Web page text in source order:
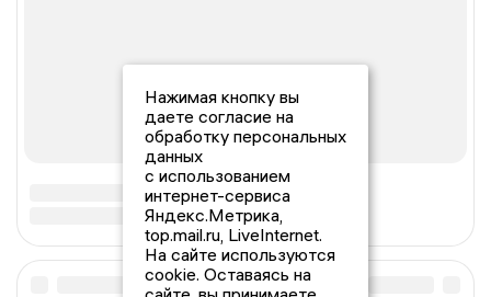
Нажимая кнопку вы
даете согласие на
обработку персональных
данных
с использованием
интернет-сервиса
Яндекс.Метрика,
top.mail.ru, LiveInternet.
На сайте используются
cookie. Оставаясь на